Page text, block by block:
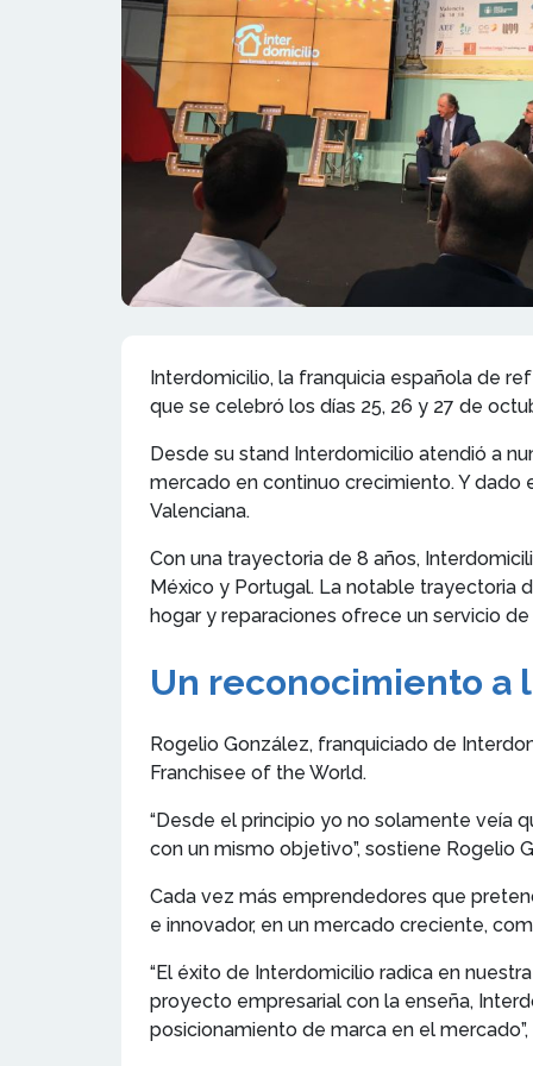
Interdomicilio, la franquicia española de
que se celebró los días 25, 26 y 27 de
Desde su stand Interdomicilio atendió a
mercado en continuo crecimiento. Y dado
Valenciana.
Con una trayectoria de 8 años,
México y Portugal. La notable trayectoria
hogar y reparaciones ofrece un servicio
Un reconocimiento a
Rogelio González, franquiciado de
Franchisee of the World.
“Desde el principio yo no solamente veía
con un mismo objetivo”, sostiene Rogelio
Cada vez más emprendedores que
e innovador, en un mercado creciente,
“El éxito de Interdomicilio radica en
proyecto empresarial con la enseña,
posicionamiento de marca en el